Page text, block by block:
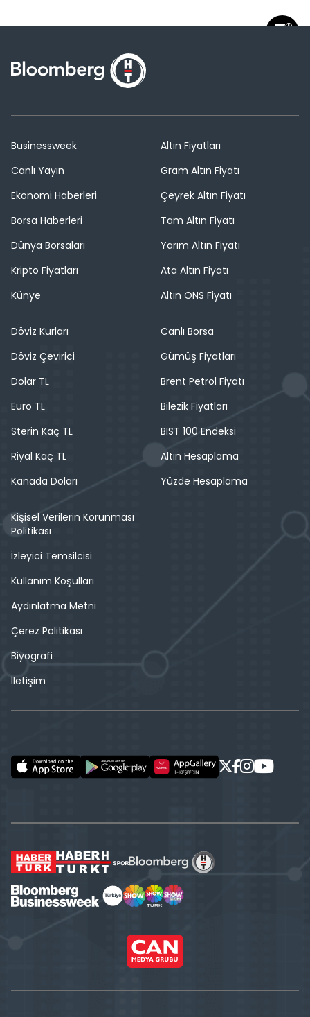
Businessweek
Canlı Yayın
Ekonomi Haberleri
Borsa Haberleri
Dünya Borsaları
Kripto Fiyatları
Künye
Altın Fiyatları
Gram Altın Fiyatı
Çeyrek Altın Fiyatı
Tam Altın Fiyatı
Yarım Altın Fiyatı
Ata Altın Fiyatı
Altın ONS Fiyatı
Döviz Kurları
Döviz Çevirici
Dolar TL
Euro TL
Sterin Kaç TL
Riyal Kaç TL
Kanada Doları
Canlı Borsa
Gümüş Fiyatları
Brent Petrol Fiyatı
Bilezik Fiyatları
BIST 100 Endeksi
Altın Hesaplama
Yüzde Hesaplama
Kişisel Verilerin Korunması
Politikası
İzleyici Temsilcisi
Kullanım Koşulları
Aydınlatma Metni
Çerez Politikası
Biyografi
İletişim